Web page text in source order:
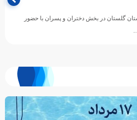
گلستان در بخش دختران و پسران با حضور